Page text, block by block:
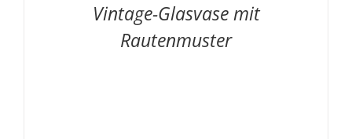
Vintage-Glasvase mit
Rautenmuster